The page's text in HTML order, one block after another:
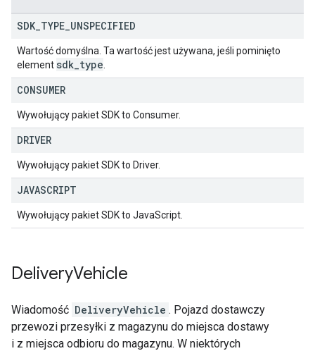
SDK TYPE UNSPECIFIED
Wartość domyślna. Ta wartość jest używana, jeśli pominięto
element sdk type
CONSUMER
Wywołujący pakiet SDK to Consumer.
DRIVER
Wywołujący pakiet SDK to Driver.
JAVASCRIPT
Wywołujący pakiet SDK to JavaScript.
DeliveryVehicle
Wiadomość DeliveryVehicle . Pojazd dostawczy
przewozi przesyłki z magazynu do miejsca dostawy
i z miejsca odbioru do magazynu. W niektórych